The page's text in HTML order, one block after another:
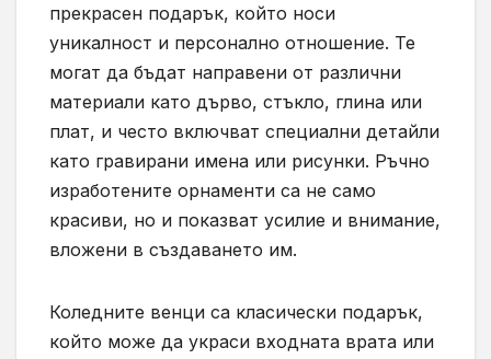
прекрасен подарък, който носи
уникалност и персонално отношение. Те
могат да бъдат направени от различни
материали като дърво, стъкло, глина или
плат, и често включват специални детайли
като гравирани имена или рисунки. Ръчно
изработените орнаменти са не само
красиви, но и показват усилие и внимание,
вложени в създаването им.
Коледните венци са класически подарък,
който може да украси входната врата или